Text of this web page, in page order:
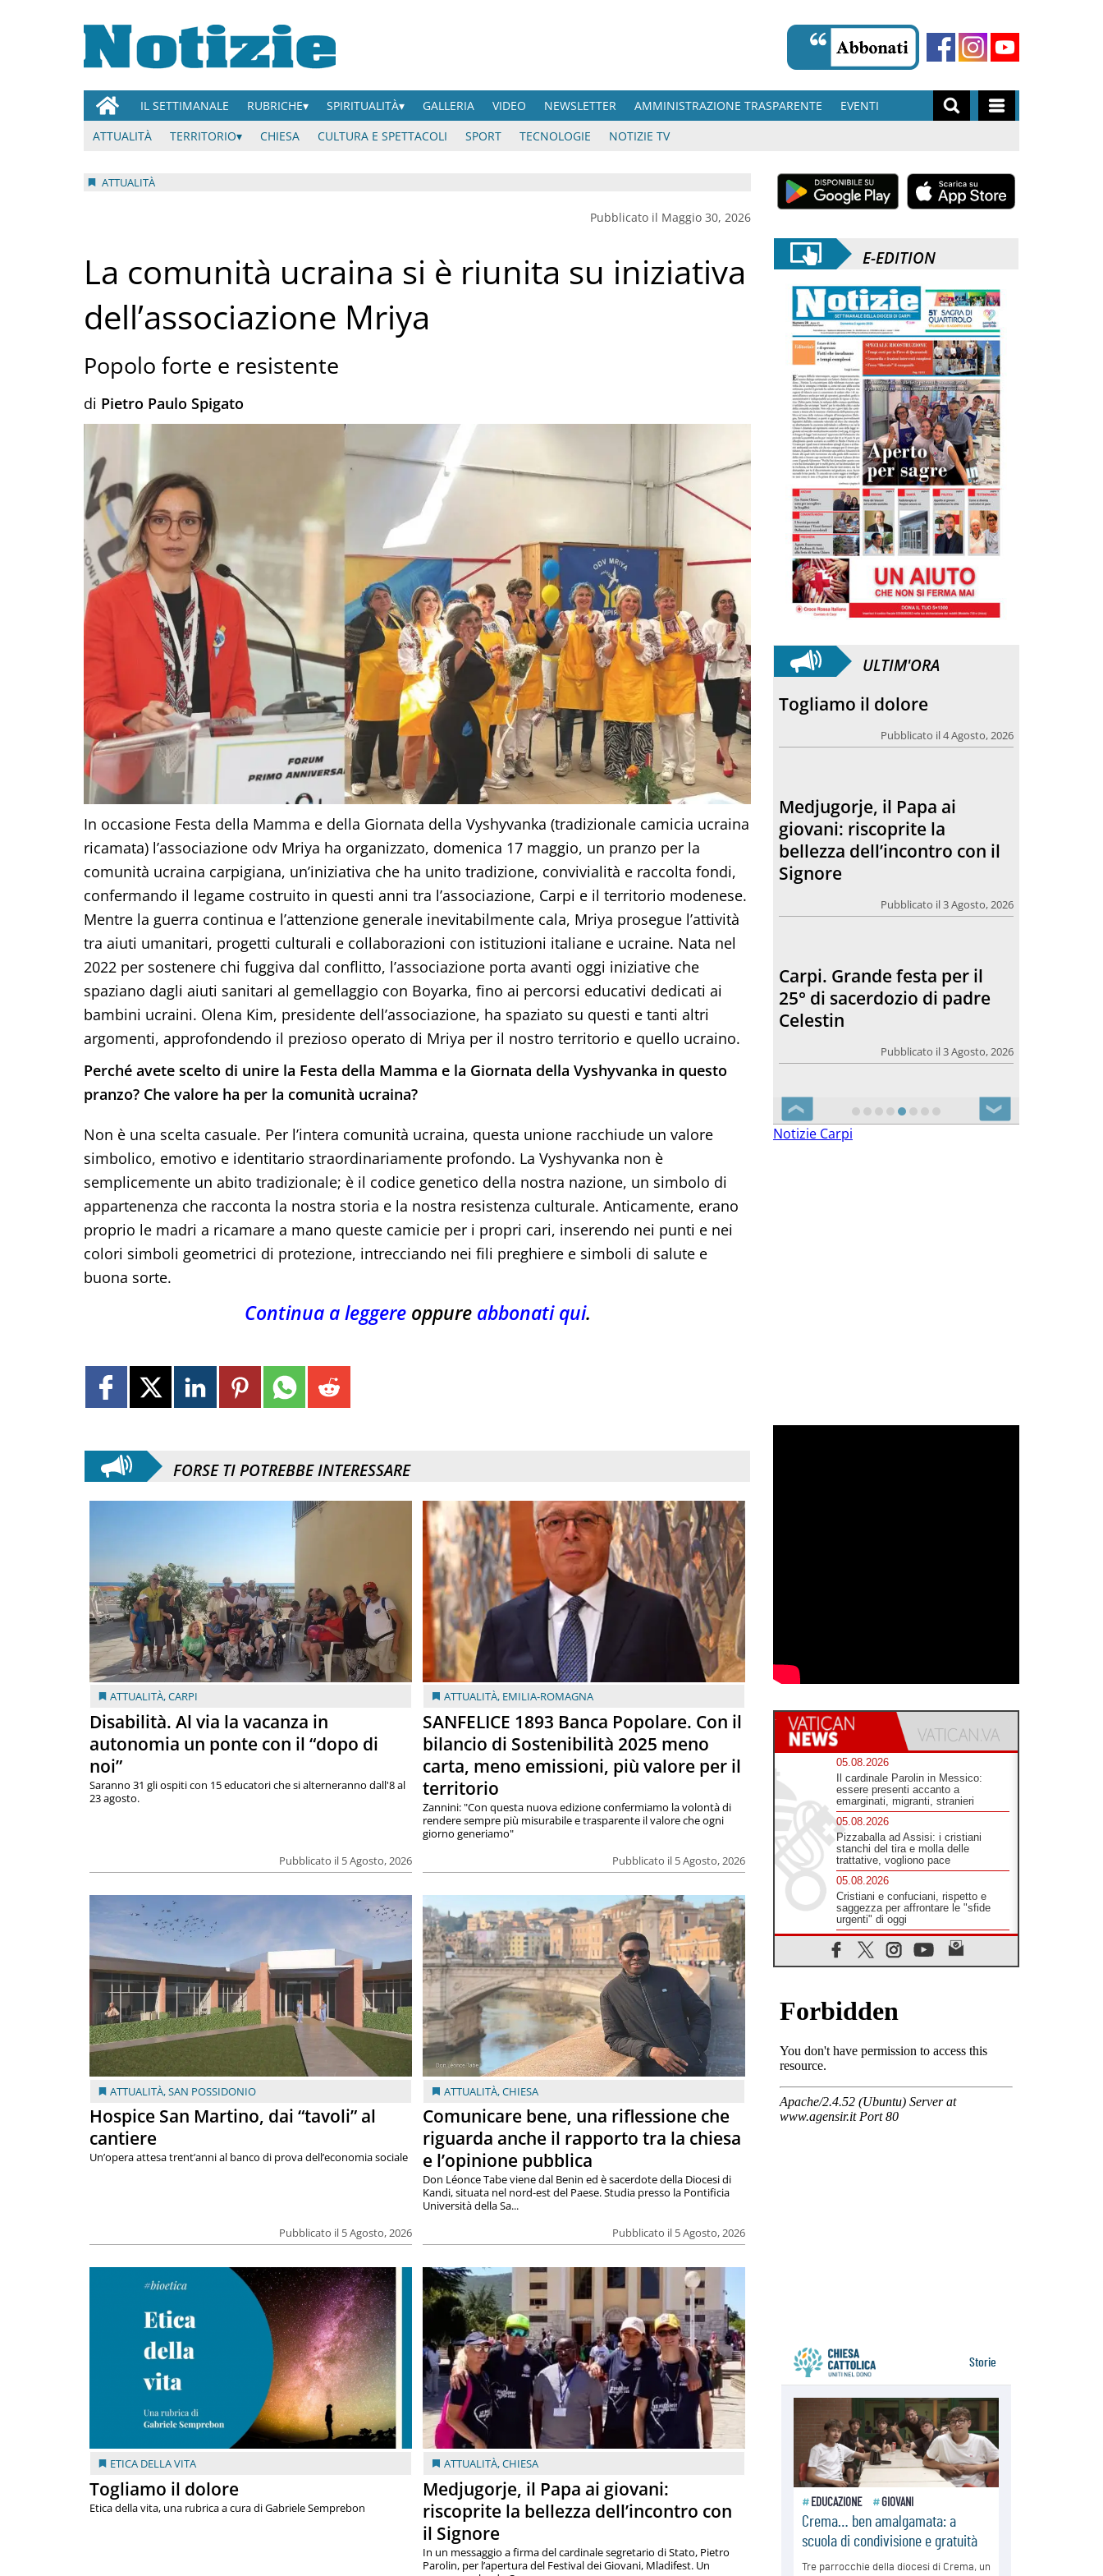
IL SETTIMANALE RUBRICHE SPIRITUALITÀ GALLERIA VIDEO NEWSLETTER AMMINISTRAZIONE TRASPARENTE
EVENTI
ATTUALITÀ
TERRITORIO CHIESA CULTURA E SPETTACOLI SPORT TECNOLOGIE NOTIZIE TV
ATTUALITÀ
Pubblicato il Maggio 30, 2026
La comunità ucraina si è riunita su iniziativa
dell’associazione Mriya
Popolo forte e resistente
di Pietro Paulo Spigato
In occasione Festa della Mamma e della Giornata della Vyshyvanka (tradizionale camicia ucraina
ricamata) l’associazione odv Mriya ha organizzato, domenica 17 maggio, un pranzo per la
comunità ucraina carpigiana, un’iniziativa che ha unito tradizione, convivialità e raccolta fondi,
confermando il legame costruito in questi anni tra l’associazione, Carpi e il territorio modenese.
Mentre la guerra continua e l’attenzione generale inevitabilmente cala, Mriya prosegue l’attività
tra aiuti umanitari, progetti culturali e collaborazioni con istituzioni italiane e ucraine. Nata nel
2022 per sostenere chi fuggiva dal conflitto, l’associazione porta avanti oggi iniziative che
spaziano dagli aiuti sanitari al gemellaggio con Boyarka, fino ai percorsi educativi dedicati ai
bambini ucraini. Olena Kim, presidente dell’associazione, ha spaziato su questi e tanti altri
argomenti, approfondendo il prezioso operato di Mriya per il nostro territorio e quello ucraino.
Perché avete scelto di unire la Festa della Mamma e la Giornata della Vyshyvanka in questo
pranzo? Che valore ha per la comunità ucraina?
Non è una scelta casuale. Per l’intera comunità ucraina, questa unione racchiude un valore
simbolico, emotivo e identitario straordinariamente profondo. La Vyshyvanka non è
semplicemente un abito tradizionale; è il codice genetico della nostra nazione, un simbolo di
appartenenza che racconta la nostra storia e la nostra resistenza culturale. Anticamente, erano
proprio le madri a ricamare a mano queste camicie per i propri cari, inserendo nei punti e nei
colori simboli geometrici di protezione, intrecciando nei fili preghiere e simboli di salute e
buona sorte.
Continua a leggereoppure abbonati qui.
FORSE TI POTREBBE INTERESSARE
ATTUALITÀ,CARPI
Disabilità. Al via la vacanza in
autonomia un ponte con il “dopo di
noi”
Pubblicato il 5 Agosto, 2026
Saranno 31 gli ospiti con 15 educatori che si alterneranno dall'8 al
23 agosto.
ATTUALITÀ, EMILIA-ROMAGNA
SANFELICE 1893 Banca Popolare. Con il
bilancio di Sostenibilità 2025 meno
carta, meno emissioni, più valore per il
territorio
Pubblicato il 5 Agosto, 2026
Zannini: "Con questa nuova edizione confermiamo la volontà di
rendere sempre più misurabile e trasparente il valore che ogni
giorno generiamo"
ATTUALITÀ,SAN POSSIDONIO
Hospice San Martino, dai “tavoli” al
cantiere
Pubblicato il 5 Agosto, 2026
Un’opera attesa trent’anni al banco di prova dell’economia sociale
ATTUALITÀ,CHIESA
Comunicare bene, una riflessione che
riguarda anche il rapporto tra la chiesa
e l’opinione pubblica
Pubblicato il 5 Agosto, 2026
Don Léonce Tabe viene dal Benin ed è sacerdote della Diocesi di
Kandi, situata nel nord-est del Paese. Studia presso la Pontificia
Università della Sa...
ETICA DELLA VITA
Togliamo il dolore
Etica della vita, una rubrica a cura di Gabriele Semprebon
ATTUALITÀ,CHIESA
Medjugorje, il Papa ai giovani:
riscoprite la bellezza dell’incontro con
il Signore
In un messaggio a firma del cardinale segretario di Stato, Pietro
Parolin, per l’apertura del Festival dei Giovani, Mladifest. Un
E-EDITION
ULTIM'ORA
Medjugorje, il Papa ai
giovani: riscoprite la
bellezza dell’incontro con il
Pubblicato il 3 Agosto, 2026
Carpi. Grande festa per il
25° di sacerdozio di padre
Sagra di Cortile, Messa
presieduta dal vescovo
Pubblicato il 2 Agosto, 2026
❮ ❯
Notizie Carpi
05.08.2026
Il cardinale Parolin in Messico:
essere presenti accanto a
emarginati, migranti, stranieri
05.08.2026
Pizzaballa ad Assisi: i cristiani
stanchi del tira e molla delle
trattative, vogliono pace
05.08.2026
Cristiani e confuciani, rispetto e
saggezza per affrontare le "sfide
urgenti" di oggi
05.08.2026
Santa Maria Maggiore, Makrickas:
la grazia di Dio scende ancora sul
05.08.2026
I giovani attendono il Papa ad
05.08.2026
"sentinelle vigili", è la santità a
rendere credibili
05.08.2026